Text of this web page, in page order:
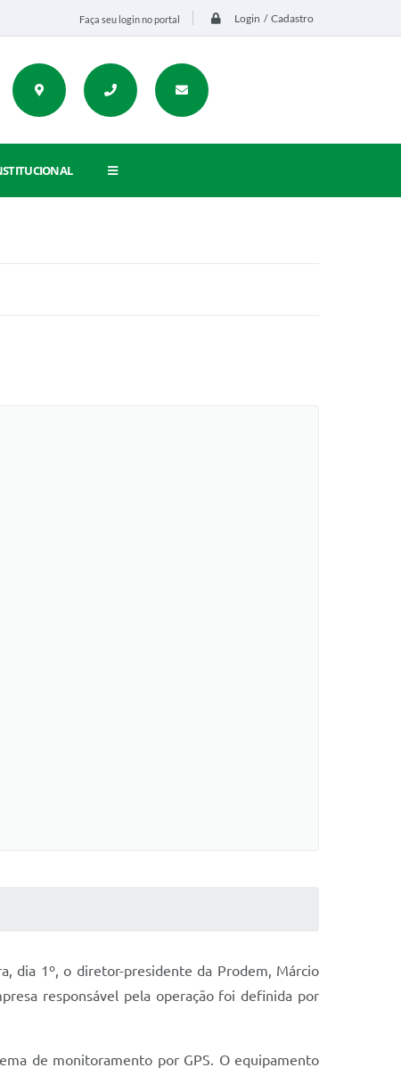
Faça seu login no portal Login / Cadastro
dia 1º, o diretor-presidente da Prodem, Márcio
responsável pela operação foi definida por
de monitoramento por GPS. O equipamento